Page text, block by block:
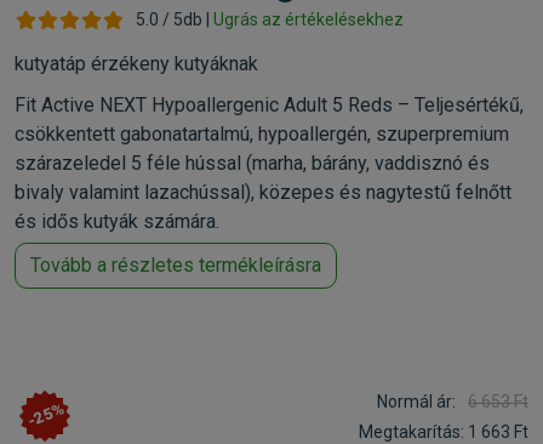
5.0 / 5db | Ugrás az értékelésekhez
kutyatáp érzékeny kutyáknak
Fit Active NEXT Hypoallergenic Adult 5 Reds – Teljesértékű,
csökkentett gabonatartalmú, hypoallergén, szuperpremium
szárazeledel 5 féle hússal (marha, bárány, vaddisznó és
bivaly valamint lazachússal), közepes és nagytestű felnőtt
és idős kutyák számára.
Tovább a részletes termékleírásra
-25% Normál ár:
6 653 Ft
Megtakarítás: 1 663 Ft